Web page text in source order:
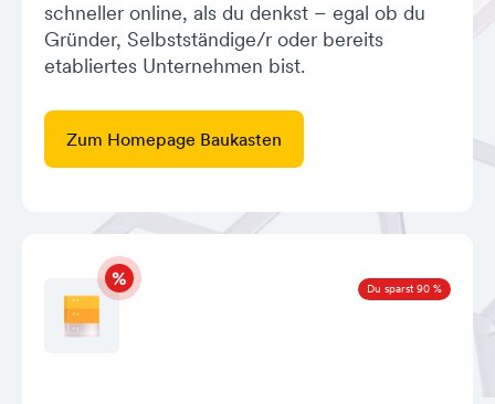
schneller online, als du denkst – egal ob du
Gründer, Selbstständige/r oder bereits
etabliertes Unternehmen bist.
Zum Homepage Baukasten
Du sparst 90 %